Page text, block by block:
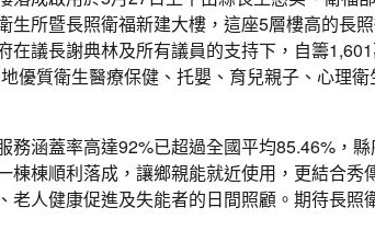
所暨長照衛福新建大樓，這座5層樓高的長照
議長謝典林及所有議員的支持下，自籌1,601
優質衛生醫療保健、托嬰、育兒親子、心理
涵蓋率高達92%已超過全國平均85.46%，
棟順利落成，讓鄉親能就近使用，更結合秀
人健康促進及失能者的日間照顧。期待長照